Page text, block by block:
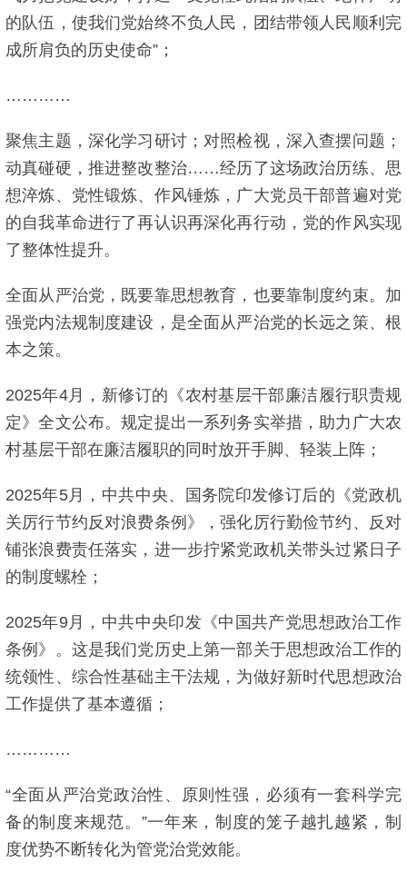
的队伍，使我们党始终不负人民，团结带领人民顺利完
成所肩负的历史使命”；
…………
聚焦主题，深化学习研讨；对照检视，深入查摆问题；
动真碰硬，推进整改整治……经历了这场政治历练、思
想淬炼、党性锻炼、作风锤炼，广大党员干部普遍对党
的自我革命进行了再认识再深化再行动，党的作风实现
了整体性提升。
全面从严治党，既要靠思想教育，也要靠制度约束。加
强党内法规制度建设，是全面从严治党的长远之策、根
本之策。
2025年4月，新修订的《农村基层干部廉洁履行职责规
定》全文公布。规定提出一系列务实举措，助力广大农
村基层干部在廉洁履职的同时放开手脚、轻装上阵；
2025年5月，中共中央、国务院印发修订后的《党政机
关厉行节约反对浪费条例》，强化厉行勤俭节约、反对
铺张浪费责任落实，进一步拧紧党政机关带头过紧日子
的制度螺栓；
2025年9月，中共中央印发《中国共产党思想政治工作
条例》。这是我们党历史上第一部关于思想政治工作的
统领性、综合性基础主干法规，为做好新时代思想政治
工作提供了基本遵循；
…………
“全面从严治党政治性、原则性强，必须有一套科学完
备的制度来规范。”一年来，制度的笼子越扎越紧，制
度优势不断转化为管党治党效能。